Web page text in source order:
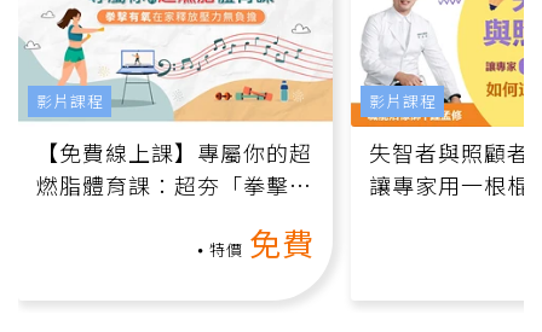
【免費線上課】專屬你的超
燃脂體育課：超夯「拳擊有
特價 免費
影片課程
失智者與照顧者
讓專家用一根棍
影片課程